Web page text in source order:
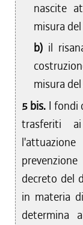
nascite
misura
b) il
misura
5 bis. I fondi
trasferiti
decreto del
in materia
determina